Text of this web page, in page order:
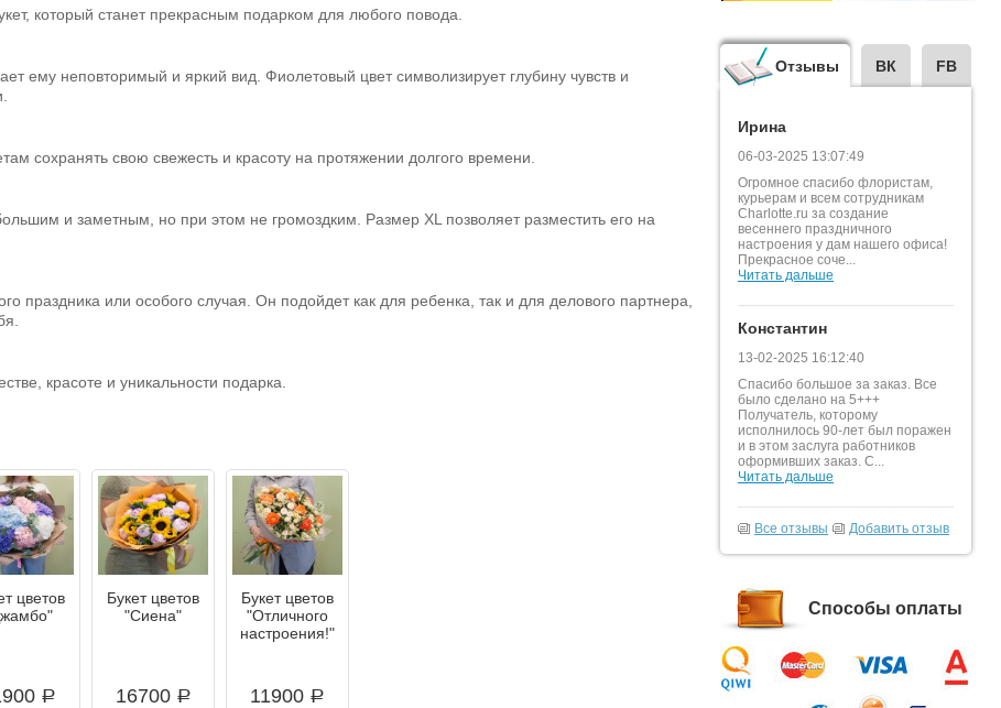
который станет прекрасным подарком для любого повода.
ему неповторимый и яркий вид. Фиолетовый цвет символизирует глубину чувств и
сохранять свою свежесть и красоту на протяжении долгого времени.
и заметным, но при этом не громоздким. Размер XL позволяет разместить его на
праздника или особого случая. Он подойдет как для ребенка, так и для делового партнера,
красоте и уникальности подарка.
цветов
a
Букет цветов
"Сиена"
16700 a
Букет цветов
"Отличного
настроения!"
11900 a
Отзывы ВК FB
Ирина
06-03-2025 13:07:49
Огромное спасибо флористам,
курьерам и всем сотрудникам
Charlotte.ru за создание
весеннего праздничного
настроения у дам нашего офиса!
Прекрасное соче...
Читать дальше
Константин
13-02-2025 16:12:40
Спасибо большое за заказ. Все
было сделано на 5+++
Получатель, которому
исполнилось 90-лет был поражен
и в этом заслуга работников
оформивших заказ. С...
Читать дальше
Все отзывы Добавить отзыв
Способы оплаты